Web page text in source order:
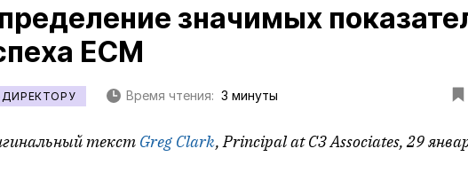
значимых
ECM
ДИРЕКТОРУ Время чтения: 3 минуты
текст Greg Clark, Principal at C3 Associates, 29